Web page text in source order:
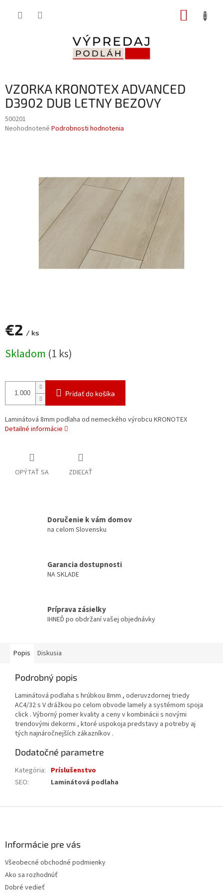
VZORKA KRONOTEX ADVANCED
D3902 DUB LETNY BEZOVY
500201
Priemerné
Neohodnotené Podrobnosti hodnotenia
€2 / ks
cena:
Skladom (1 ks)
Pridať do košíka
Laminátová 8mm podlaha od nemeckého výrobcu KRONOTEX
Detailné informácie
OPÝTAŤ SA ZDIEĽAŤ
Doručenie k vám domov
na celom Slovensku
Garancia dostupnosti
NA SKLADE
Príprava zásielky
IHNEĎ po obdržaní vašej objednávky
Popis Diskusia
Podrobný popis
Laminátová podlaha s hrúbkou 8mm , oderuvzdornej triedy
AC4/32 s V drážkou po celom obvode lamely a systémom spoja
click . Výborný pomer kvality a ceny v kombinácii s novými
trendovými dekormi , ktoré uspokoja predstavy a potreby aj
tých najnáročnejších zákazníkov .
Dodatočné parametre
Kategória: Príslušenstvo
SEO: Laminátová podlaha
Informácie pre vás
Všeobecné obchodné podmienky
Ako sa rozhodnúť
Dobré vedieť